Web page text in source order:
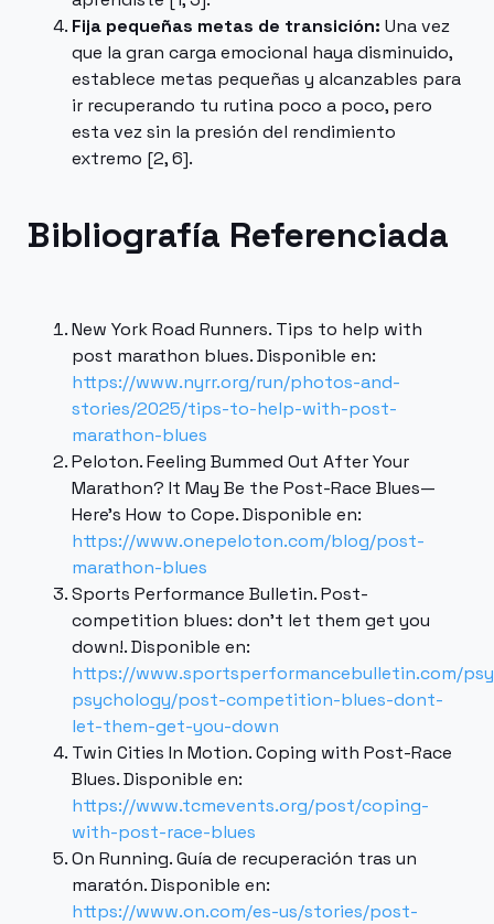
Fija pequeñas metas de transición: Una vez
que la gran carga emocional haya disminuido,
establece metas pequeñas y alcanzables para
ir recuperando tu rutina poco a poco, pero
esta vez sin la presión del rendimiento
extremo [2, 6].
Bibliografía Referenciada
New York Road Runners. Tips to help with
post marathon blues. Disponible en:
https://www.nyrr.org/run/photos-and-
stories/2025/tips-to-help-with-post-
marathon-blues
Peloton. Feeling Bummed Out After Your
Marathon? It May Be the Post-Race Blues—
Here’s How to Cope. Disponible en:
https://www.onepeloton.com/blog/post-
marathon-blues
Sports Performance Bulletin. Post-
competition blues: don’t let them get you
down!. Disponible en:
https://www.sportsperformancebulletin.com/
psychology/post-competition-blues-dont-
let-them-get-you-down
Twin Cities In Motion. Coping with Post-Race
Blues. Disponible en:
https://www.tcmevents.org/post/coping-
with-post-race-blues
On Running. Guía de recuperación tras un
maratón. Disponible en:
https://www.on.com/es-us/stories/post-